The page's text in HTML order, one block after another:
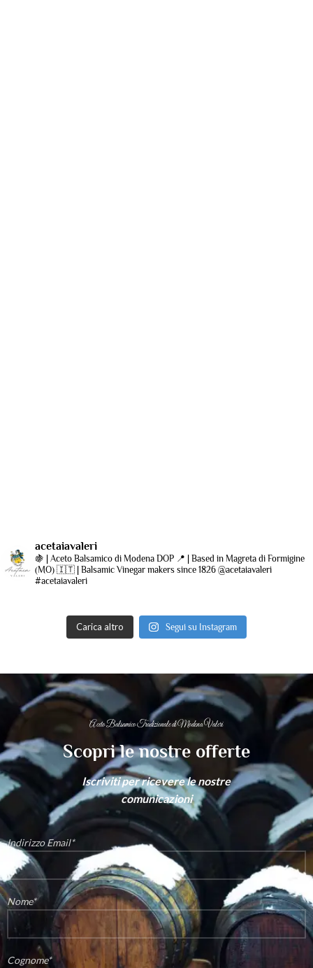
acetaiavaleri
🍇 | Aceto Balsamico di Modena DOP 📍 | Based in Magreta di Formigine
(MO) 🇮🇹 | Balsamic Vinegar makers since 1826 @acetaiavaleri
#acetaiavaleri
Carica altro Segui su Instagram
Aceto Balsamico Tradizionale di Modena Valeri
Scopri le nostre offerte
Iscriviti per ricevere le nostre
comunicazioni
Indirizzo Email*
Nome*
Cognome*